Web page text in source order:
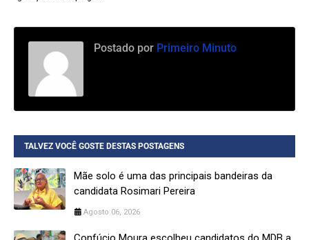
Postado por Primeiro Minuto
TALVEZ VOCÊ GOSTE DESTAS POSTAGENS
Mãe solo é uma das principais bandeiras da
candidata Rosimari Pereira
Agosto 06, 2026